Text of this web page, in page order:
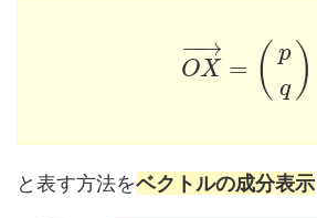
OX
−→
−
= ( p
q )
と表す方法をベクトルの成分表示